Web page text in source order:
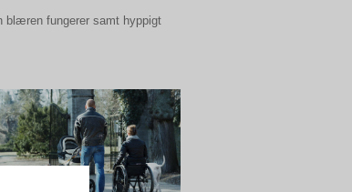
blæren fungerer samt hyppigt